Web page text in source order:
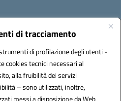
di tracciamento
di profilazione degli utenti -
cookies tecnici necessari al
alla fruibilità dei servizi
– sono utilizzati, inoltre,
messi a disposizione da Web
Tempio Pausania (OT)
sssl030007@pec.istruzione.it